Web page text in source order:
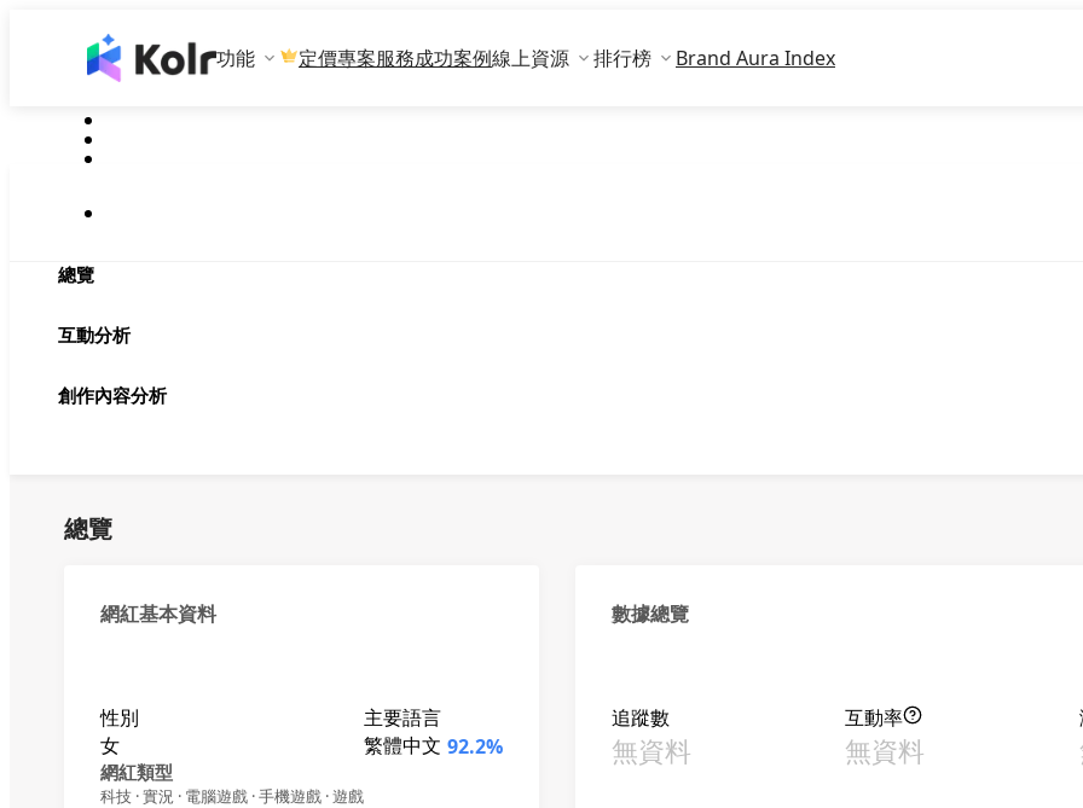
功能 定價專案服務成功案例線上資源 排行榜 Brand Aura Index
總覽
互動分析
創作內容分析
總覽
網紅基本資料
性別
女
主要語言
繁體中文 92.2%
網紅類型
科技 · 實況 · 電腦遊戲 · 手機遊戲 · 遊戲
數據總覽
追蹤數
無資料
互動率
無資料